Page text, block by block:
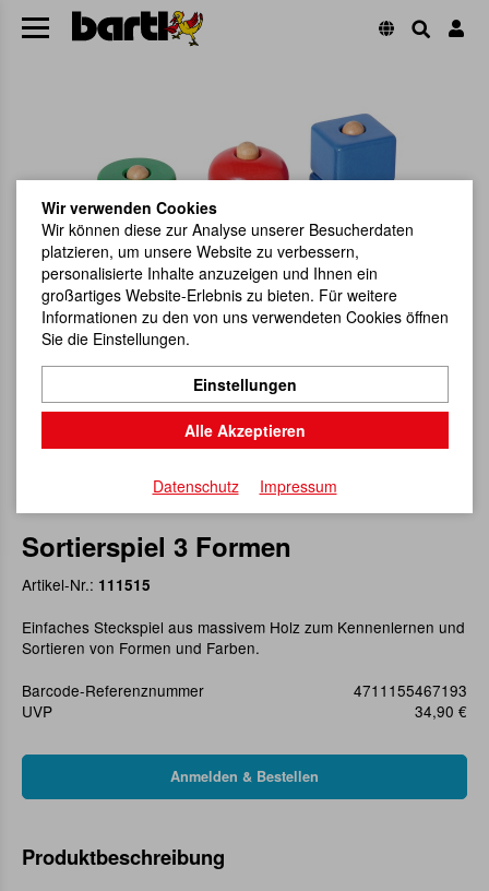
Sortierspiel 3 Formen
Artikel-Nr.: 111515
Einfaches Steckspiel aus massivem Holz zum Kennenlernen und
Sortieren von Formen und Farben.
Barcode-Referenznummer
4711155467193
UVP
34,90 €
Produktbeschreibung
Wir verwenden Cookies
Wir können diese zur Analyse unserer Besucherdaten
platzieren, um unsere Website zu verbessern,
personalisierte Inhalte anzuzeigen und Ihnen ein
großartiges Website-Erlebnis zu bieten. Für weitere
Informationen zu den von uns verwendeten Cookies öffnen
Sie die Einstellungen.
Einstellungen
Alle Akzeptieren
Datenschutz Impressum